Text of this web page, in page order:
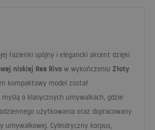
łazienki spójny i elegancki akcent dzięki
niskiej Rea Rivo w wykończeniu Złoty
kompaktowy model został
o klasycznych umywalkach, gdzie
użytkowania oraz dopracowany
umywalkowej. Cylindryczny korpus,